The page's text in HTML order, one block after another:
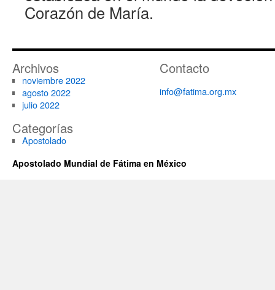
Corazón de María.
Archivos
noviembre 2022
agosto 2022
julio 2022
Categorías
Apostolado
Contacto
info@fatima.org.mx
Apostolado Mundial de Fátima en México